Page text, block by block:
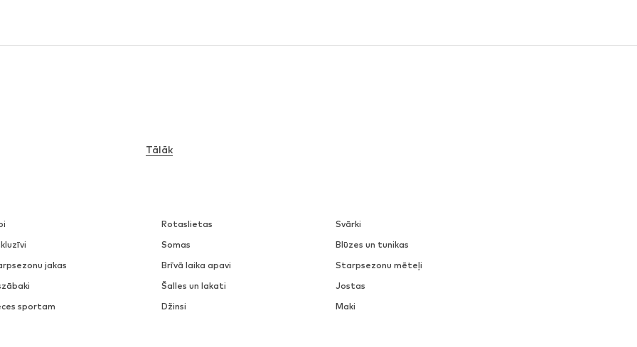
Rotaslietas
Svārki
Somas
Blūzes un tunikas
jakas
Brīvā laika apavi
Starpsezonu mēteļi
Šalles un lakati
Jostas
sportam
Džinsi Maki
Tālāk